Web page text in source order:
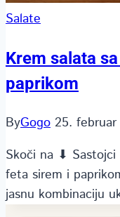
Salate
Krem salata
paprikom
ByGogo 25.
Skoči na ⬇ Sastojci
feta sirem i
jasnu kombinaciju